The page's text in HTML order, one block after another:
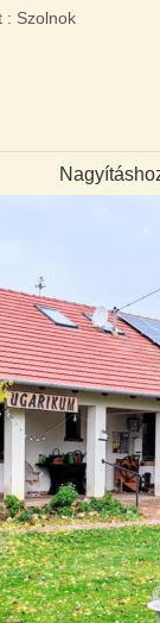
: Szolnok